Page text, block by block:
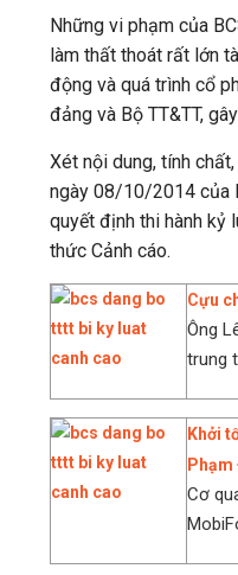
Những vi phạm của
làm thất thoát rất lớn
động và quá trình cổ
đảng và Bộ TT&TT,
Xét nội dung, tính
ngày 08/10/2014 của
quyết định thi hành kỷ
thức Cảnh cáo.
Cựu
Ông
trung
Khởi
Cơ